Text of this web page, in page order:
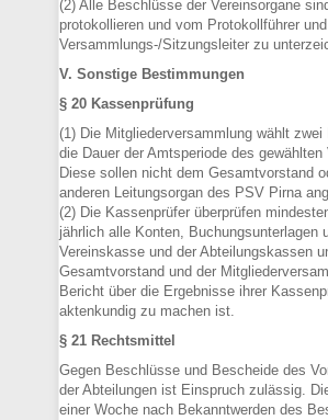
(2) Alle Beschlüsse der Vereinsorgane
protokollieren und vom Protokollführer
Versammlungs-/Sitzungsleiter zu
V. Sonstige Bestimmungen
§ 20 Kassenprüfung
(1) Die Mitgliederversammlung wählt zwei
die Dauer der Amtsperiode des gewählten
Diese sollen nicht dem Gesamtvorstand
anderen Leitungsorgan des PSV Pirna
(2) Die Kassenprüfer überprüfen
jährlich alle Konten, Buchungsunterlagen
Vereinskasse und der Abteilungskassen
Gesamtvorstand und der
Bericht über die Ergebnisse ihrer
aktenkundig zu machen ist.
§ 21 Rechtsmittel
Gegen Beschlüsse und Bescheide des
der Abteilungen ist Einspruch zulässig.
einer Woche nach Bekanntwerden des